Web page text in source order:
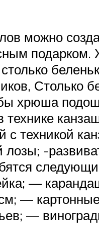
можно
Столько
хрюша
техникой
-
—
—
—